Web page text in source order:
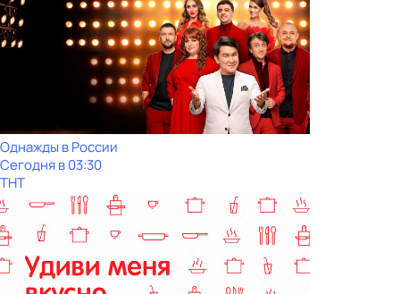
Однажды в России
Сегодня в 03:30
ТНТ